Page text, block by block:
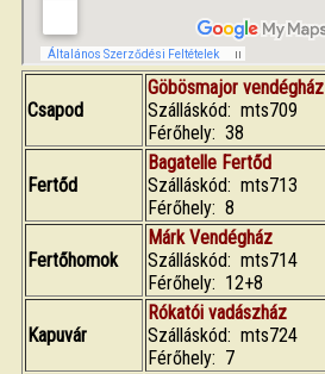
Csapod
Göbösmajor vendégház
Szálláskód: mts709
Férőhely: 38
Fertőd
Bagatelle Fertőd
Szálláskód: mts713
Férőhely: 8
Fertőhomok
Márk Vendégház
Szálláskód: mts714
Férőhely: 12+8
Kapuvár
Rókatói vadászház
Szálláskód: mts724
Férőhely: 7